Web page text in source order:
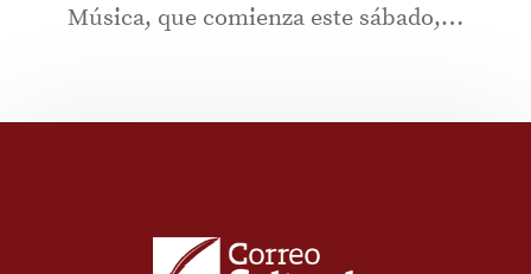
Música, que comienza este sábado,…